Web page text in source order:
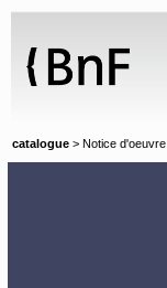
catalogue > Notice d'oeuvre